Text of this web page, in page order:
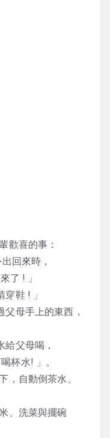
歡喜的事：
回來時，
了 ! 」
鞋 ! 」
母手上的東西，
父母喝，
杯水! 」。
，自動倒茶水、
、洗菜與擺碗